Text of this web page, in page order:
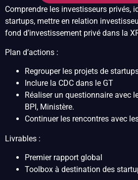
Comprendre les investisseurs privés,
startups, mettre en relation
fond d’investissement privé dans la
Plan d’actions :
Regrouper les projets de
Inclure la CDC dans le GT
Réaliser un questionnaire avec
BPI, Ministère.
Continuer les rencontres avec
Livrables :
Premier rapport global
Toolbox à destination des